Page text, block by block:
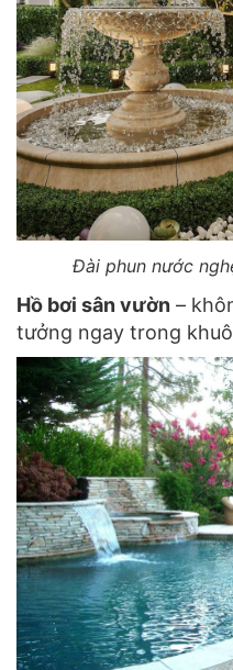
Đài phun nước
Hồ bơi sân vườn –
tưởng ngay trong